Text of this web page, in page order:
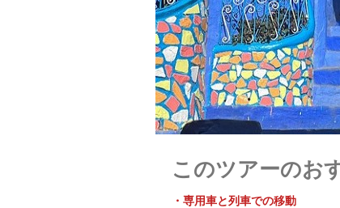
このツアーのお
・専用車と列車での移動